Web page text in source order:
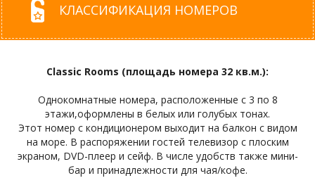
КЛАССИФИКАЦИЯ НОМЕРОВ
Classic Rooms (площадь номера 32 кв.м.):
Однокомнатные номера, расположенные с 3 по 8
этажи,оформлены в белых или голубых тонах.
Этот номер с кондиционером выходит на балкон с видом
на море. В распоряжении гостей телевизор с плоским
экраном, DVD-плеер и сейф. В числе удобств также мини-
бар и принадлежности для чая/кофе.